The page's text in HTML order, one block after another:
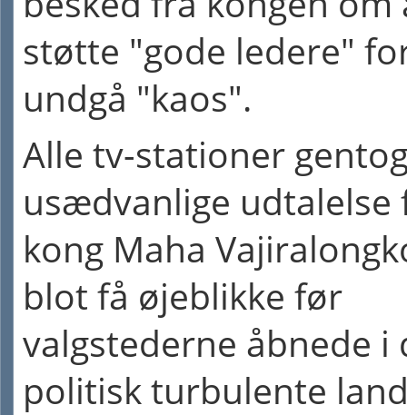
støtte "gode ledere"
undgå "kaos".
Alle tv-stationer
usædvanlige udtalelse
kong Maha
blot få øjeblikke før
valgstederne åbnede i
politisk turbulente